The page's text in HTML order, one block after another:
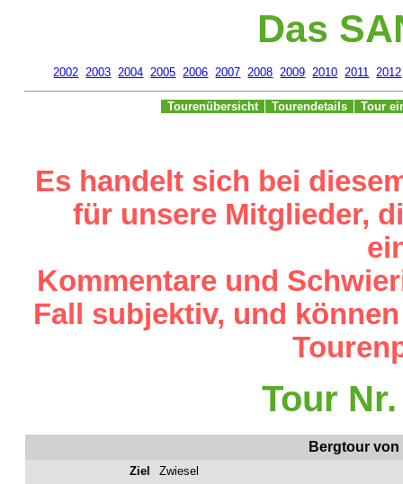
Das
2002 2003 2004 2005 2006 2007 2008 2009 2010 2011 2012
Tourenübersicht Tourendetails Tour
Es handelt sich bei
für unsere Mitglieder,
Kommentare und
Fall subjektiv, und
Tour
Bergtour von
Ziel
Zwiesel